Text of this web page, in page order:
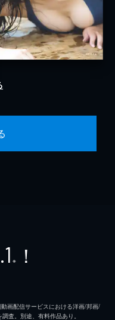
※ ！
画配信サービスにおける洋画/邦画/
査。別途、有料作品あり。